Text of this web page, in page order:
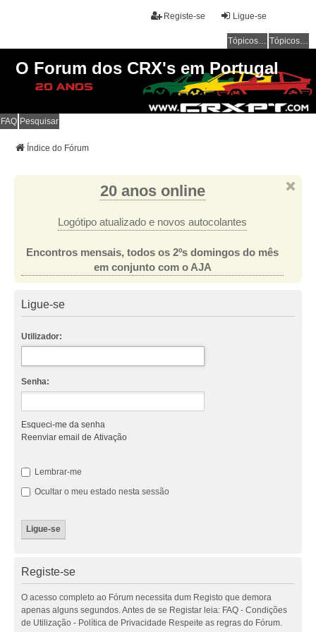
Ligue-se
Registe-se
Tópicos sem resposta Tópicos ativos
O Forum dos CRX's em Portugal
FAQ Pesquisar
Índice do Fórum
20 anos online
Logótipo atualizado e novos autocolantes
Encontros mensais, todos os 2ºs domingos do mês
em conjunto com o AJA
Ligue-se
Utilizador:
Senha:
Esqueci-me da senha
Reenviar email de Ativação
Lembrar-me
Ocultar o meu estado nesta sessão
Registe-se
O acesso completo ao Fórum necessita dum Registo que demora
apenas alguns segundos. Antes de se Registar leia: FAQ - Condições
de Utilização - Política de Privacidade Respeite as regras do Fórum.